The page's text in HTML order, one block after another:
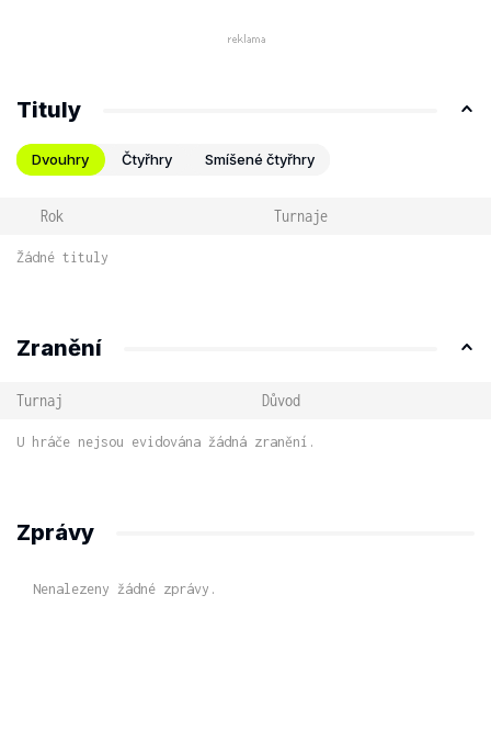
Tituly
Dvouhry Čtyřhry Smíšené čtyřhry
Rok Turnaje
Žádné tituly
Zranění
Turnaj Důvod
U hráče nejsou evidována žádná zranění.
Zprávy
Nenalezeny žádné zprávy.